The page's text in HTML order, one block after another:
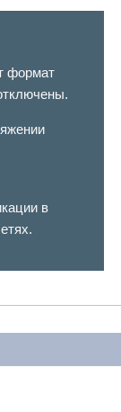
формат
в